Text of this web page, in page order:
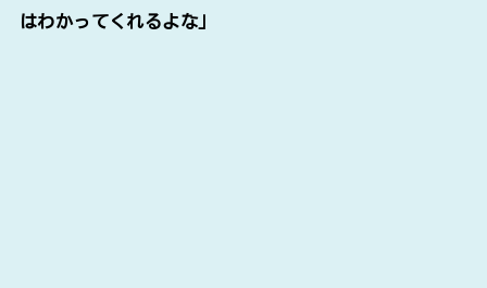
はわかってくれるよな」